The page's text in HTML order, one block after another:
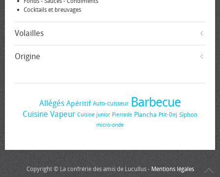
Cocktails et breuvages
Volailles
Origine
Allégés Apéritif Auto-cuisseur Barbecue
Cuisine Vapeur Cuisine junior Pierrade Plancha Ptit-Dej Siphon
micro-onde
Copyright © La confrérie des amis de Lucullus - Mentions légales